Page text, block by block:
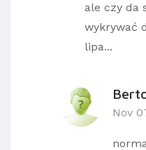
ale czy da
wykrywać
lipa...
Nov